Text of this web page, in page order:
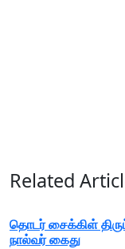
Related
தொடர் சைக்கிள்
நால்வர் கைது